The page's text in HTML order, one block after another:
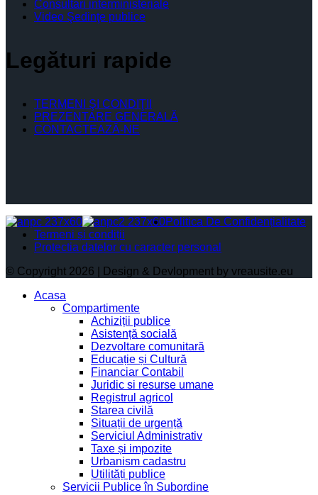
Consultari interministeriale
Video Şedinţe publice
Legături rapide
TERMENI ŞI CONDIŢII
PREZENTARE GENERALĂ
CONTACTEAZĂ-NE
Politica De Confidențialitate
Termeni și condiții
Protectia datelor cu caracter personal
© Copyright 2026 | Design & Devlopment by vreausite.eu
Acasa
Compartimente
Achiziții publice
Asistență socială
Dezvoltare comunitară
Educație și Cultură
Financiar Contabil
Juridic si resurse umane
Registrul agricol
Starea civilă
Situații de urgență
Serviciul Administrativ
Taxe și impozite
Urbanism cadastru
Utilități publice
Servicii Publice în Subordine